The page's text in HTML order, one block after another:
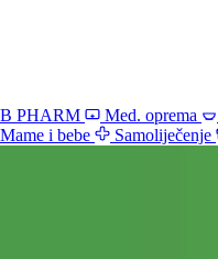
B PHARM Med. oprema
Mame i bebe
Samoliječenje